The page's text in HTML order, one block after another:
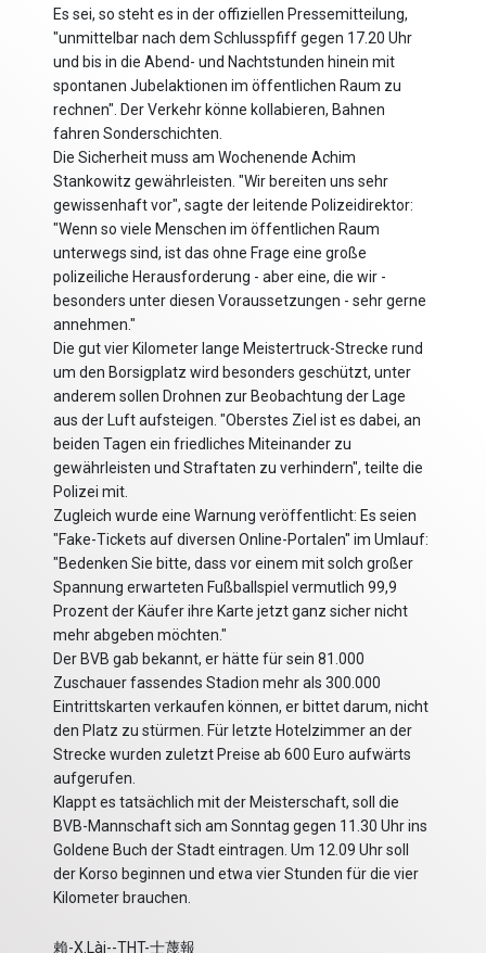
Es sei, so steht es in der offiziellen Pressemitteilung,
"unmittelbar nach dem Schlusspfiff gegen 17.20 Uhr
und bis in die Abend- und Nachtstunden hinein mit
spontanen Jubelaktionen im öffentlichen Raum zu
rechnen". Der Verkehr könne kollabieren, Bahnen
fahren Sonderschichten.
Die Sicherheit muss am Wochenende Achim
Stankowitz gewährleisten. "Wir bereiten uns sehr
gewissenhaft vor", sagte der leitende Polizeidirektor:
"Wenn so viele Menschen im öffentlichen Raum
unterwegs sind, ist das ohne Frage eine große
polizeiliche Herausforderung - aber eine, die wir -
besonders unter diesen Voraussetzungen - sehr gerne
annehmen."
Die gut vier Kilometer lange Meistertruck-Strecke rund
um den Borsigplatz wird besonders geschützt, unter
anderem sollen Drohnen zur Beobachtung der Lage
aus der Luft aufsteigen. "Oberstes Ziel ist es dabei, an
beiden Tagen ein friedliches Miteinander zu
gewährleisten und Straftaten zu verhindern", teilte die
Polizei mit.
Zugleich wurde eine Warnung veröffentlicht: Es seien
"Fake-Tickets auf diversen Online-Portalen" im Umlauf:
"Bedenken Sie bitte, dass vor einem mit solch großer
Spannung erwarteten Fußballspiel vermutlich 99,9
Prozent der Käufer ihre Karte jetzt ganz sicher nicht
mehr abgeben möchten."
Der BVB gab bekannt, er hätte für sein 81.000
Zuschauer fassendes Stadion mehr als 300.000
Eintrittskarten verkaufen können, er bittet darum, nicht
den Platz zu stürmen. Für letzte Hotelzimmer an der
Strecke wurden zuletzt Preise ab 600 Euro aufwärts
aufgerufen.
Klappt es tatsächlich mit der Meisterschaft, soll die
BVB-Mannschaft sich am Sonntag gegen 11.30 Uhr ins
Goldene Buch der Stadt eintragen. Um 12.09 Uhr soll
der Korso beginnen und etwa vier Stunden für die vier
Kilometer brauchen.
賴-X.Lài--THT-士蔑報